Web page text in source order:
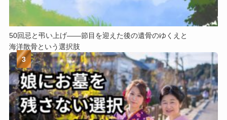
50回忌と​弔い​上げ——節目を​迎えた​後の​遺骨の​ゆく​えと​
海洋散骨と​いう​選択肢
3